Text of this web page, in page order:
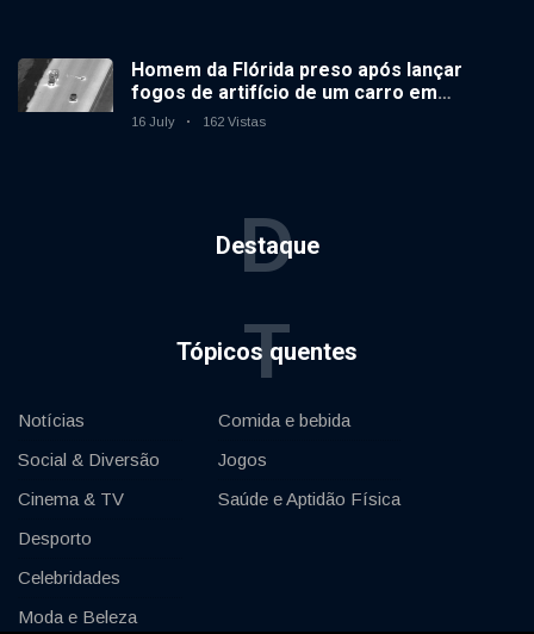
Homem da Flórida preso após lançar
fogos de artifício de um carro em
movimento
16 July 162 Vistas
Destaque
D
Tópicos quentes
T
Notícias
Social & Diversão
Cinema & TV
Desporto
Celebridades
Moda e Beleza
Comida e bebida
Jogos
Saúde e Aptidão Física